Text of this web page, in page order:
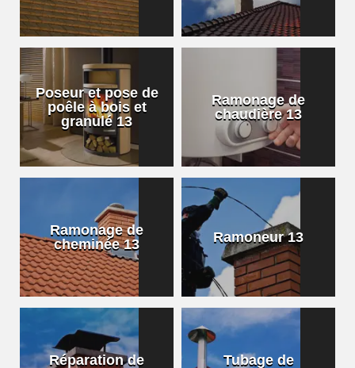
Poseur et pose de
poêle à bois et
granulé 13
Ramonage de
chaudière 13
Ramonage de
cheminée 13
Ramoneur 13
Réparation de
Tubage de